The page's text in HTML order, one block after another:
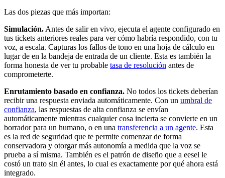
Las dos piezas que más importan:
Simulación. Antes de salir en vivo, ejecuta el agente configurado en
tus tickets anteriores reales para ver cómo habría respondido, con tu
voz, a escala. Capturas los fallos de tono en una hoja de cálculo en
lugar de en la bandeja de entrada de un cliente. Esta es también la
forma honesta de ver tu probable tasa de resolución antes de
comprometerte.
Enrutamiento basado en confianza. No todos los tickets deberían
recibir una respuesta enviada automáticamente. Con un umbral de
confianza, las respuestas de alta confianza se envían
automáticamente mientras cualquier cosa incierta se convierte en un
borrador para un humano, o en una transferencia a un agente. Esta
es la red de seguridad que te permite comenzar de forma
conservadora y otorgar más autonomía a medida que la voz se
prueba a sí misma. También es el patrón de diseño que a eesel le
costó un trato sin él antes, lo cual es exactamente por qué ahora está
integrado.